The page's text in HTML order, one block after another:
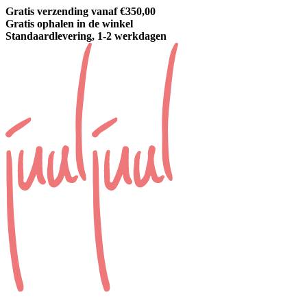
Gratis verzending vanaf €350,00
Gratis ophalen in de winkel
Standaardlevering, 1-2 werkdagen